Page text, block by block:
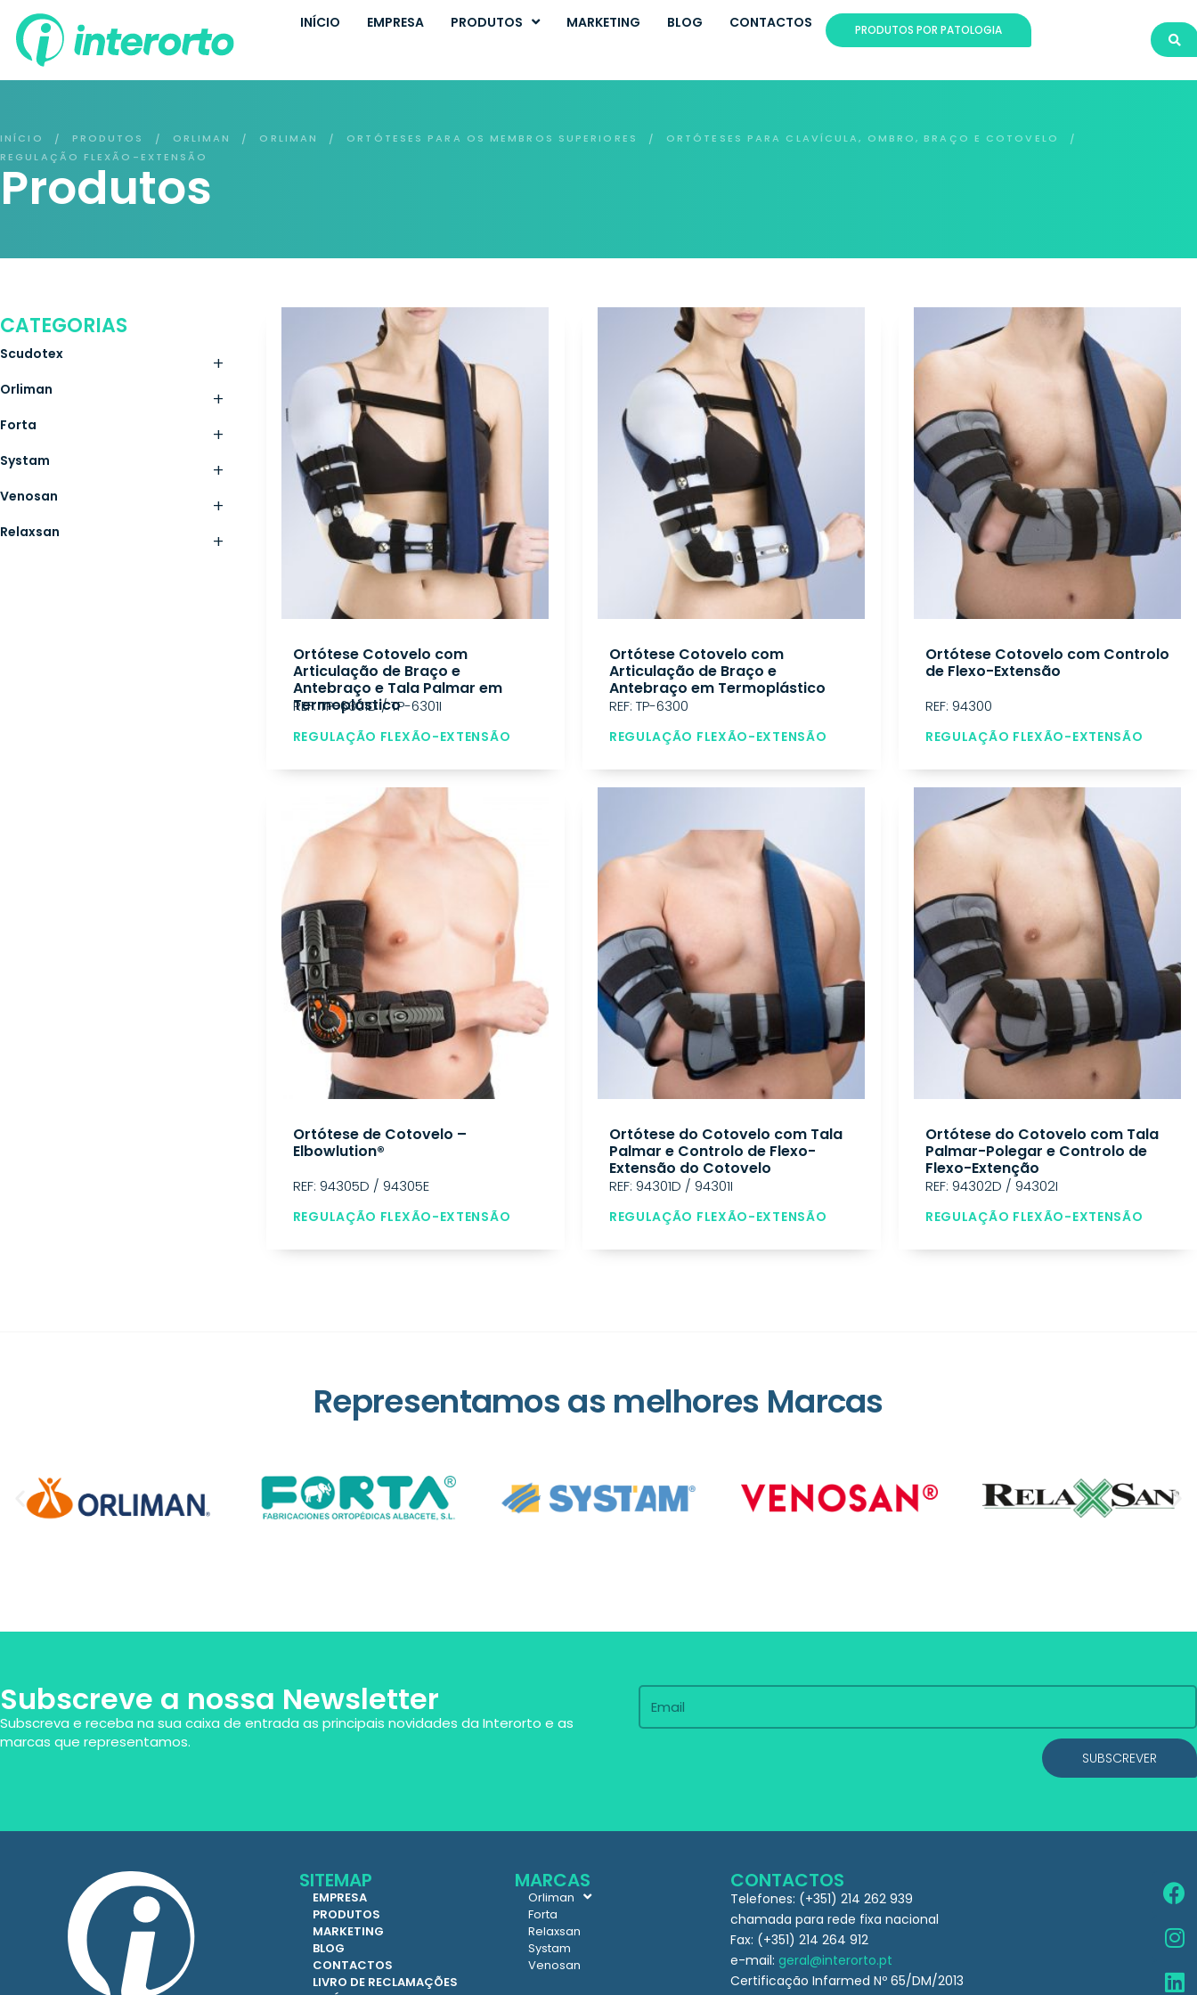
INÍCIO EMPRESA PRODUTOS MARKETING BLOG CONTACTOS PRODUTOS POR PATOLOGIA
INÍCIO / PRODUTOS / ORLIMAN / ORLIMAN / ORTÓTESES PARA OS MEMBROS SUPERIORES / ORTÓTESES PARA CLAVÍCULA, OMBRO, BRAÇO E COTOVELO
/
REGULAÇÃO FLEXÃO-EXTENSÃO
Produtos
CATEGORIAS
+
Scudotex
+
Orliman
+
Forta
+
Systam
+
Venosan
+
Relaxsan
Ortótese Cotovelo com
Articulação de Braço e
Antebraço e Tala Palmar em
Termoplástico
REF: TP-6301D / TP-6301I
REGULAÇÃO FLEXÃO-EXTENSÃO
Ortótese Cotovelo com
Articulação de Braço e
Antebraço em Termoplástico
REF: TP-6300
REGULAÇÃO FLEXÃO-EXTENSÃO
Ortótese Cotovelo com Controlo
de Flexo-Extensão
REF: 94300
REGULAÇÃO FLEXÃO-EXTENSÃO
Ortótese de Cotovelo –
Elbowlution®
REF: 94305D / 94305E
REGULAÇÃO FLEXÃO-EXTENSÃO
Ortótese do Cotovelo com Tala
Palmar e Controlo de Flexo-
Extensão do Cotovelo
REF: 94301D / 94301I
REGULAÇÃO FLEXÃO-EXTENSÃO
Ortótese do Cotovelo com Tala
Palmar-Polegar e Controlo de
Flexo-Extenção
REF: 94302D / 94302I
REGULAÇÃO FLEXÃO-EXTENSÃO
Representamos as melhores Marcas
Subscreve a nossa Newsletter
Subscreva e receba na sua caixa de entrada as principais novidades da Interorto e as
marcas que representamos.
SUBSCREVER
SITEMAP
EMPRESA
PRODUTOS
MARKETING
BLOG
CONTACTOS
LIVRO DE RECLAMAÇÕES
MARCAS
Orliman
Forta
Relaxsan
Systam
Venosan
CONTACTOS
Telefones: (+351) 214 262 939
chamada para rede fixa nacional
Fax: (+351) 214 264 912
e-mail: geral@interorto.pt
Certificação Infarmed Nº 65/DM/2013